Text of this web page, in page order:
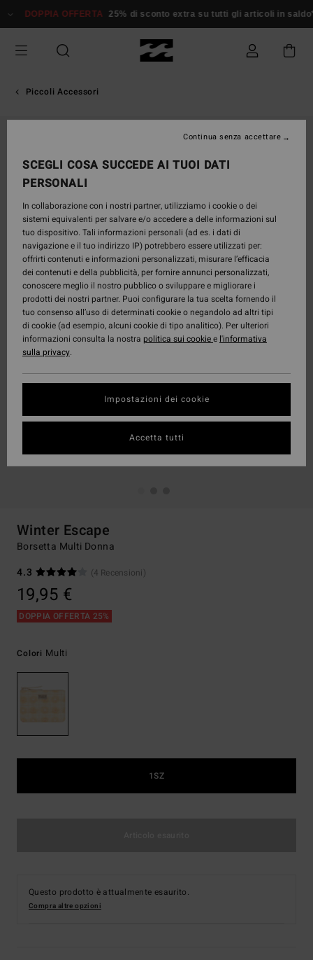
alle
prodotto
DOPPIA OFFERTA 25% di sconto extra su tutti gli articoli in saldo*
Piccoli Accessori
Winter Escape
Borsetta Multi Donna
4.3
(4 Recensioni)
19,95 €
DOPPIA OFFERTA 25%
Colori Multi
1SZ
Questo prodotto è attualmente esaurito.
Compra altre opzioni
SCEGLI COSA SUCCEDE AI TUOI DATI
PERSONALI
In collaborazione con i nostri partner, utilizziamo i cookie o dei
sistemi equivalenti per salvare e/o accedere a delle informazioni sul
tuo dispositivo. Tali informazioni personali (ad es. i dati di
navigazione e il tuo indirizzo IP) potrebbero essere utilizzati per:
offrirti contenuti e informazioni personalizzati, misurare l’efficacia
dei contenuti e della pubblicità, per fornire annunci personalizzati,
conoscere meglio il nostro pubblico o sviluppare e migliorare i
prodotti dei nostri partner. Puoi configurare la tua scelta fornendo il
tuo consenso all’uso di determinati cookie o negandolo ad altri tipi
di cookie (ad esempio, alcuni cookie di tipo analitico). Per ulteriori
informazioni consulta la nostra politica sui cookiee l'informativa
sulla privacy.
Impostazioni dei cookie
Continua senza accettare
Accetta tutti